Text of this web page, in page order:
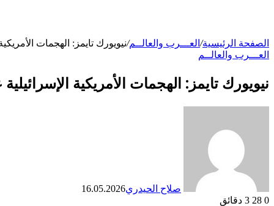
الصفحة الرئيسية/ العـــرب والعالــم/نيويورك تايمز: الهجمات
العـــرب والعالــم
نيويورك تايمز: الهجمات الأمريكية
صلاح الحيدري16.05.2026
0
3 دقائق